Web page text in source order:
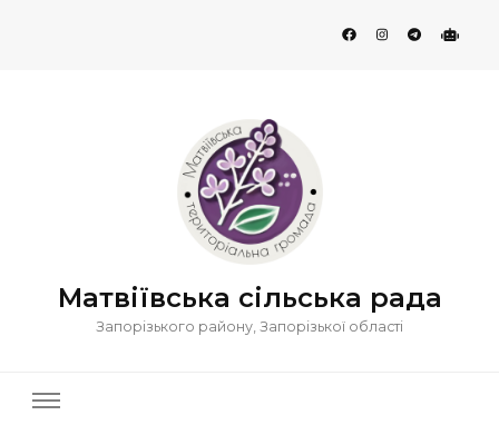
Матвіївська сільська рада
Запорізького району, Запорізької області